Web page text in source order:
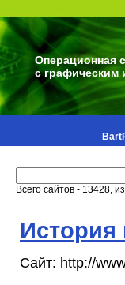
Операционная
с графическим
Всего сайтов - 13428,
История
Сайт: http://